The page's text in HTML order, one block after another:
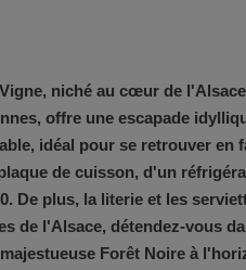
niché au cœur de
offre une escapade
idéal pour se retrouver
de cuisson, d'un
De plus, la literie et les
de l'Alsace, détendez-vous
Forêt Noire à